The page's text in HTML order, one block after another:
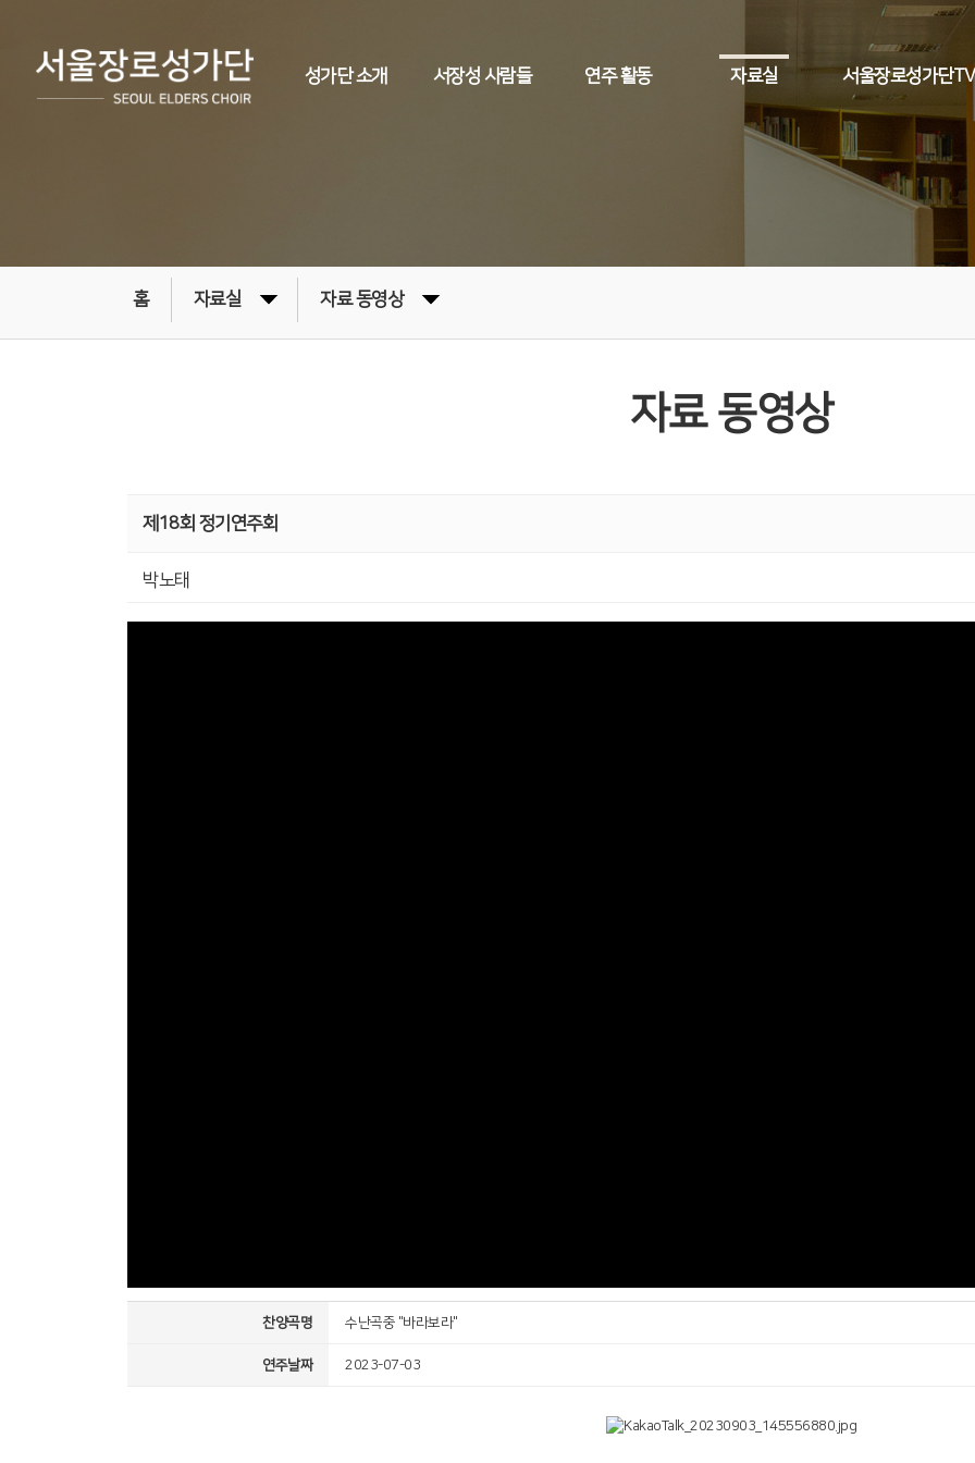
성가단 소개 서장성 사람들 연주 활동 자료실 서울장로성가단TV
홈 자료실 자료 동영상
자료 동영상
제18회 정기연주회
박노태
찬양곡명 수난곡중 "바라보라"
연주날짜 2023-07-03